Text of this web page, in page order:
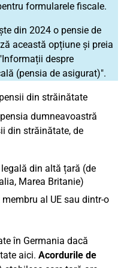
formularele fiscale.
din 2024 o pensie de
această opțiune și preia
despre
(pensia de asigurat)".
din străinătate
dumneavoastră
din străinătate, de
din altă țară (de
Marea Britanie)
al UE sau dintr-o
în Germania dacă
aici. Acordurile de